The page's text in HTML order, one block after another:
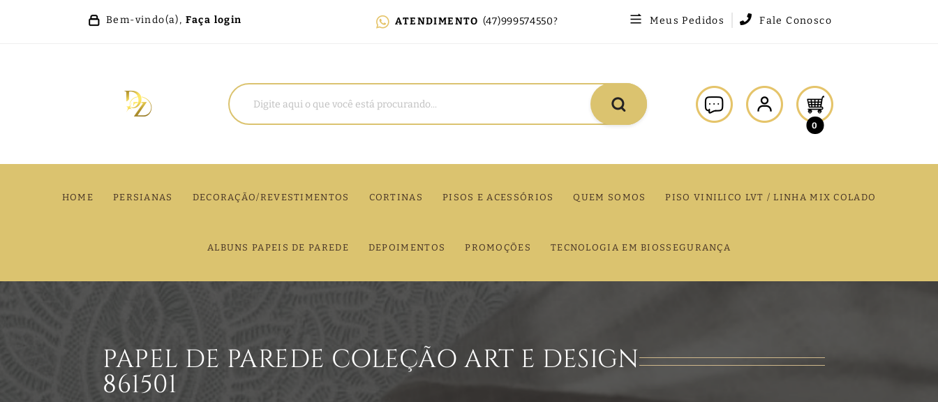
Bem-vindo(a), Faça login ATENDIMENTO (47)999574550? Meus Pedidos Fale Conosco
0
HOME PERSIANAS DECORAÇÃO/REVESTIMENTOS CORTINAS PISOS E ACESSÓRIOS QUEM SOMOS PISO VINILICO LVT / LINHA MIX COLADO
ALBUNS PAPEIS DE PAREDE DEPOIMENTOS PROMOÇÕES TECNOLOGIA EM BIOSSEGURANÇA
PAPEL DE PAREDE COLEÇÃO ART E DESIGN
861501